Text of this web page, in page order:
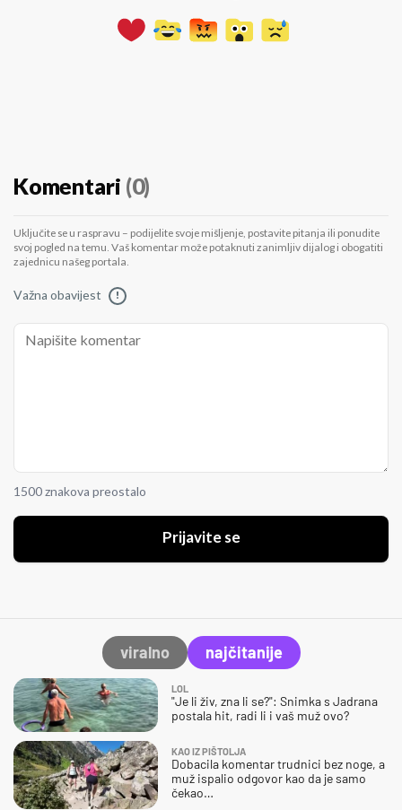
Komentari (0)
Uključite se u raspravu – podijelite svoje mišljenje, postavite pitanja ili ponudite
svoj pogled na temu. Vaš komentar može potaknuti zanimljiv dijalog i obogatiti
zajednicu našeg portala.
Važna obavijest !
1500 znakova preostalo
Prijavite se
viralno najčitanije
LOL
"Je li živ, zna li se?": Snimka s Jadrana
postala hit, radi li i vaš muž ovo?
KAO IZ PIŠTOLJA
Dobacila komentar trudnici bez noge, a
muž ispalio odgovor kao da je samo
čekao…